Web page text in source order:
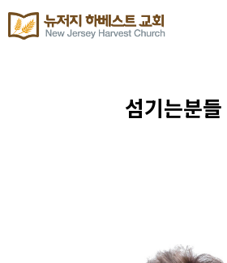
섬기는분들